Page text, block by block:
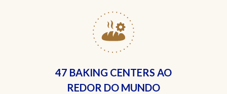
47 BAKING CENTERS AO
REDOR DO MUNDO